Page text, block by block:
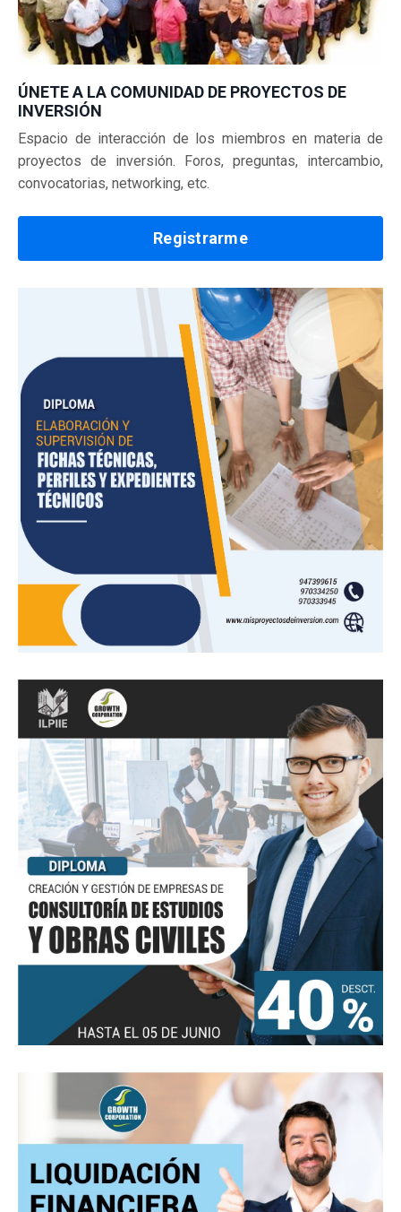
ÚNETE A LA COMUNIDAD DE PROYECTOS DE
INVERSIÓN
Espacio de interacción de los miembros en materia de
proyectos de inversión. Foros, preguntas, intercambio,
convocatorias, networking, etc.
Registrarme